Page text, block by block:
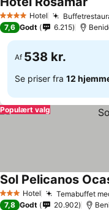
4 StjernerHotel
7,6 Godt 6.215
Af 538 kr.
Se priser fra 12
Populært valg
3 StjernerHotel Temabuffet
Sol Pelicanos
7,8 Godt 20.902